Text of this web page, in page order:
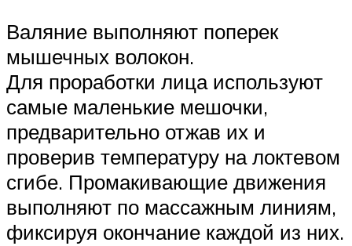
Валяние выполняют поперек
мышечных волокон.
Для проработки лица используют
самые маленькие мешочки,
предварительно отжав их и
проверив температуру на локтевом
сгибе. Промакивающие движения
выполняют по массажным линиям,
фиксируя окончание каждой из них.